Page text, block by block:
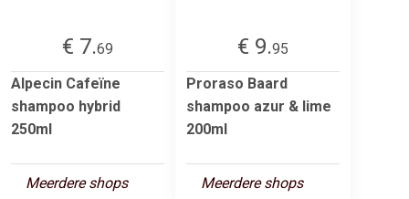
€ 7.69
Alpecin Cafeïne
shampoo hybrid
250ml
Meerdere shops
€ 9.95
Proraso Baard
shampoo azur & lime
200ml
Meerdere shops